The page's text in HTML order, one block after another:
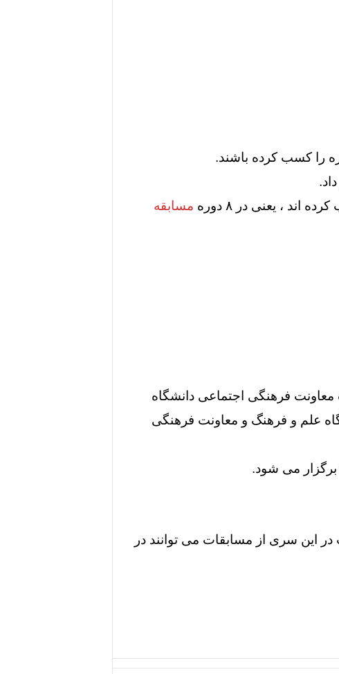
، یعنی در ۸ دوره
مسابقه
فرهنگی اجتماعی دانشگاه
علم و فرهنگ و معاونت فرهنگی
این سری از مسابقات می توانند در